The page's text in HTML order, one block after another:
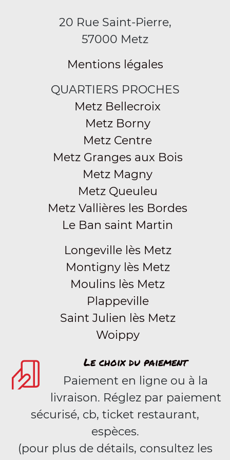
20 Rue Saint-Pierre,
57000 Metz
Mentions légales
QUARTIERS PROCHES
Metz Bellecroix
Metz Borny
Metz Centre
Metz Granges aux Bois
Metz Magny
Metz Queuleu
Metz Vallières les Bordes
Le Ban saint Martin
Longeville lès Metz
Montigny lès Metz
Moulins lès Metz
Plappeville
Saint Julien lès Metz
Woippy
Le choix du paiement
Paiement en ligne ou à la
livraison. Réglez par paiement
sécurisé, cb, ticket restaurant,
espèces.
(pour plus de détails, consultez les